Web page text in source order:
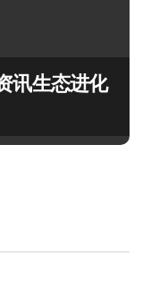
讯生态进化